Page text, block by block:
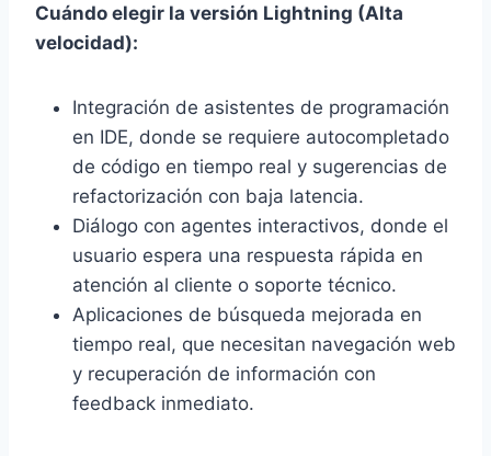
Cuándo elegir la versión Lightning (Alta
velocidad):
Integración de asistentes de programación
en IDE, donde se requiere autocompletado
de código en tiempo real y sugerencias de
refactorización con baja latencia.
Diálogo con agentes interactivos, donde el
usuario espera una respuesta rápida en
atención al cliente o soporte técnico.
Aplicaciones de búsqueda mejorada en
tiempo real, que necesitan navegación web
y recuperación de información con
feedback inmediato.